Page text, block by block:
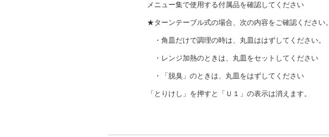
メニュー集で使用する付属品を確認してください
★ターンテーブル式の場合、次の内容をご確認ください。
・角皿だけで調理の時は、丸皿ははずしてください。
・レンジ加熱のときは、丸皿をセットしてください
・「脱臭」のときは、丸皿をはずしてください
「とりけし」を押すと「Ｕ１」の表示は消えます。